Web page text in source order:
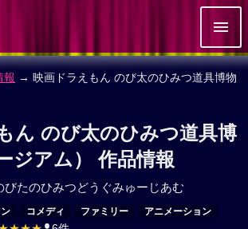
報 → 映画ドラえもん のび太のひみつ道具博物
ん のび太のひみつ道具博
ジアム） 作品情報
びたのひみつどうぐみゅーじあむ
コメディ ファミリー
アニメーション